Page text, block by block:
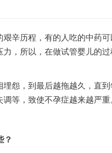
辛历程，有的人吃的中药
，所以，在做试管婴儿的
怨，到最后越拖越久，直到
等，致使不孕症越来越严重
？